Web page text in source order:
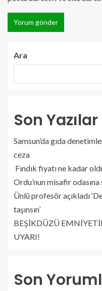
Ara
Son Yazılar
Samsun’da gıda
ceza
Fındık fiyatı ne kadar
Ordu’nun misafir odasına
Ünlü profesör açıkladı
taşınsın’
BEŞİKDÜZÜ
UYARI!
Son